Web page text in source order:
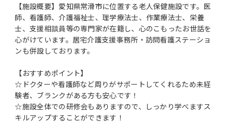
【施設概要】愛知県常滑市に位置する老人保健施設です。医
師、看護師、介護福祉士、理学療法士、作業療法士、栄養
士、支援相談員等の専門家が在籍し、心のこもったお世話を
心がけています。居宅介護支援事務所・訪問看護ステーショ
ンも併設しております。
【おすすめポイント】
☆ドクターや看護師など周りがサポートしてくれるため未経
験者、ブランクがある方も安心です！
☆施設全体での研修会もありますので、しっかり学べますス
キルアップすることができます！